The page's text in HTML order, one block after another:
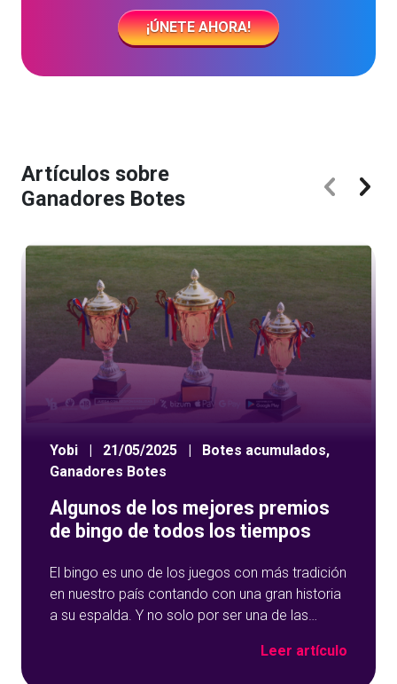
¡ÚNETE AHORA!
Artículos sobre
Ganadores Botes
Yobi | 21/05/2025 | Botes acumulados,
Ganadores Botes
Algunos de los mejores premios
de bingo de todos los tiempos
El bingo es uno de los juegos con más tradición
en nuestro país contando con una gran historia
a su espalda. Y no solo por ser una de las
de juegos de tómbola, YoBingo, sino porque es
Leer artículo